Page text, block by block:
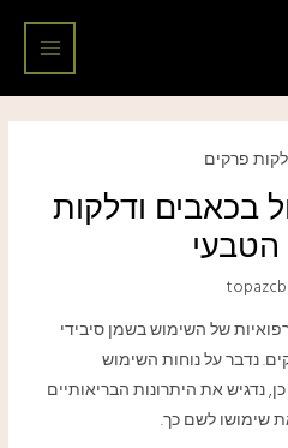
Main
בכאבים ודלקות
הטבעי
של השימוש בשמן סיבידי
נדבר על נוחות השימוש
נדגיש את היתרונות הבריאותיים
שימושו לשם כך.